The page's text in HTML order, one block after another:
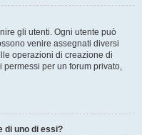
gli utenti. Ogni utente può
venire assegnati diversi
operazioni di creazione di
per un forum privato,
di uno di essi?